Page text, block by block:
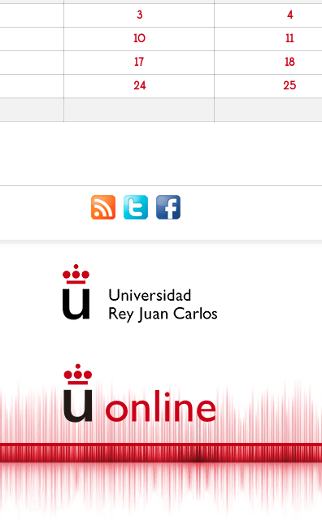
3
4
10
11
17
18
24
25